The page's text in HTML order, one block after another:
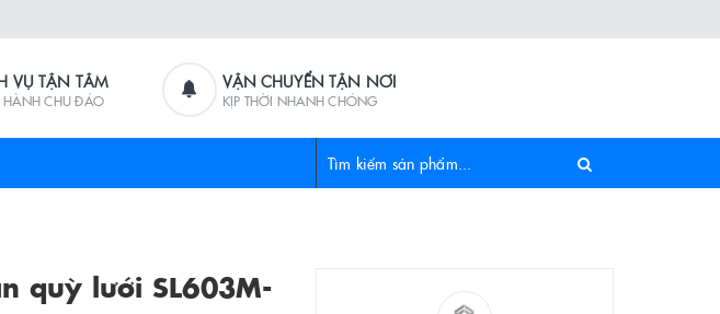
VỤ TẬN TÂM
HÀNH CHU ĐÁO
VẬN CHUYỂN TẬN NƠI
KỊP THỜI NHANH CHÓNG
quỳ lưới SL603M-